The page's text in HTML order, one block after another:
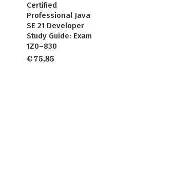
Certified
Professional Java
SE 21 Developer
Study Guide: Exam
1Z0–830
€ 75,85